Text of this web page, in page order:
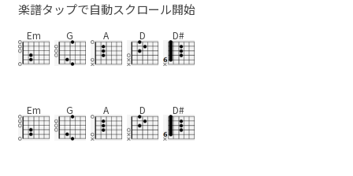
楽譜タップで自動スクロール開始
Em G A D D#
Em G A D D#